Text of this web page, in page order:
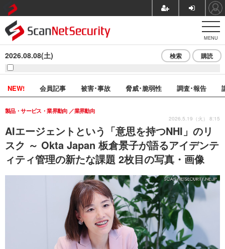
MENU
2026.08.08(土) 検索 購読
NEW! 会員記事 被害･事故 脅威･脆弱性 調査･報告
AIエージェントという「意思を持つNHI」のリ
スク ～ Okta Japan 板倉景子が語るアイデンテ
ィティ管理の新たな課題 2枚目の写真・画像
製品・サービス・業界動向 業界動向
2026.5.19（火） 8:15